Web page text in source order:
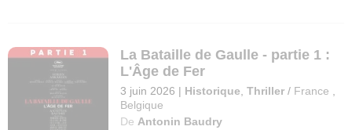
La Bataille de Gaulle - partie 1 :
L'Âge de Fer
3 juin 2026 | Historique ,Thriller / France
Belgique
De Antonin Baudry